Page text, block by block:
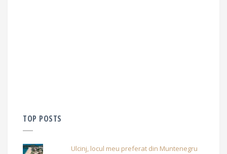
TOP POSTS
Ulcinj, locul meu preferat din Muntenegru